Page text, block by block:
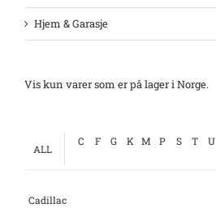
Hjem & Garasje
Vis kun varer som er på lager i Norge.
ALL
C F G K M P S T U
Cadillac